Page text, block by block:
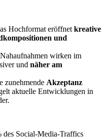
Hochformat eröffnet kreative
und
wirken im
und näher am
zunehmende Akzeptanz
aktuelle Entwicklungen in
des Social-Media-Traffics